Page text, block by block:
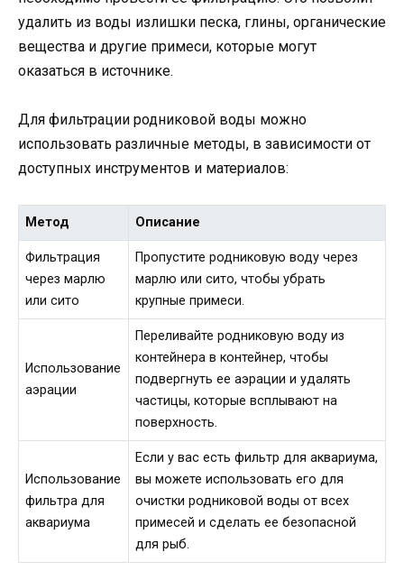
удалить из воды излишки песка, глины, органические
вещества и другие примеси, которые могут
оказаться в источнике.
Для фильтрации родниковой воды можно
использовать различные методы, в зависимости от
доступных инструментов и материалов:
Метод Описание
Фильтрация
через марлю
или сито
Пропустите родниковую воду через
марлю или сито, чтобы убрать
крупные примеси.
Использование
аэрации
Переливайте родниковую воду из
контейнера в контейнер, чтобы
подвергнуть ее аэрации и удалять
частицы, которые всплывают на
поверхность.
Использование
фильтра для
аквариума
Если у вас есть фильтр для аквариума,
вы можете использовать его для
очистки родниковой воды от всех
примесей и сделать ее безопасной
для рыб.